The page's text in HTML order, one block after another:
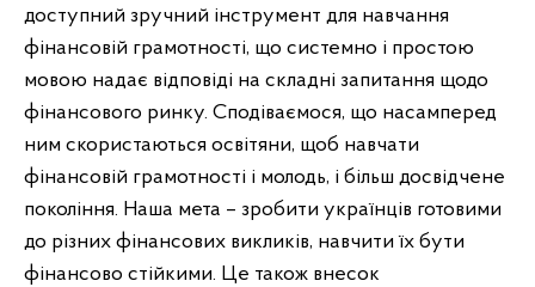
доступний зручний інструмент для навчання
фінансовій грамотності, що системно і простою
мовою надає відповіді на складні запитання щодо
фінансового ринку. Сподіваємося, що насамперед
ним скористаються освітяни, щоб навчати
фінансовій грамотності і молодь, і більш досвідчене
покоління. Наша мета – зробити українців готовими
до різних фінансових викликів, навчити їх бути
фінансово стійкими. Це також внесок